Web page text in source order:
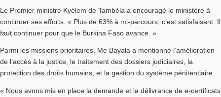
Le Premier ministre Kyélem de Tambèla a encouragé le ministère à
continuer ses efforts. « Plus de 63% à mi-parcours, c’est satisfaisant. Il
faut continuer pour que le Burkina Faso avance. »
Parmi les missions prioritaires, Me Bayala a mentionné l’amélioration
de l’accès à la justice, le traitement des dossiers judiciaires, la
protection des droits humains, et la gestion du système pénitentiaire.
« Nous avons mis en place la demande et la délivrance de e-certificats